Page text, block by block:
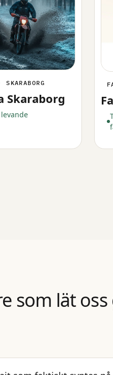
Skaraborg
som lät